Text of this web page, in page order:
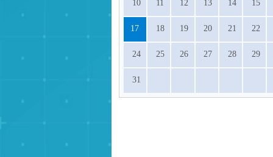
10 11 12 13 14 15
17 18 19 20 21 22
24 25 26 27 28 29
31